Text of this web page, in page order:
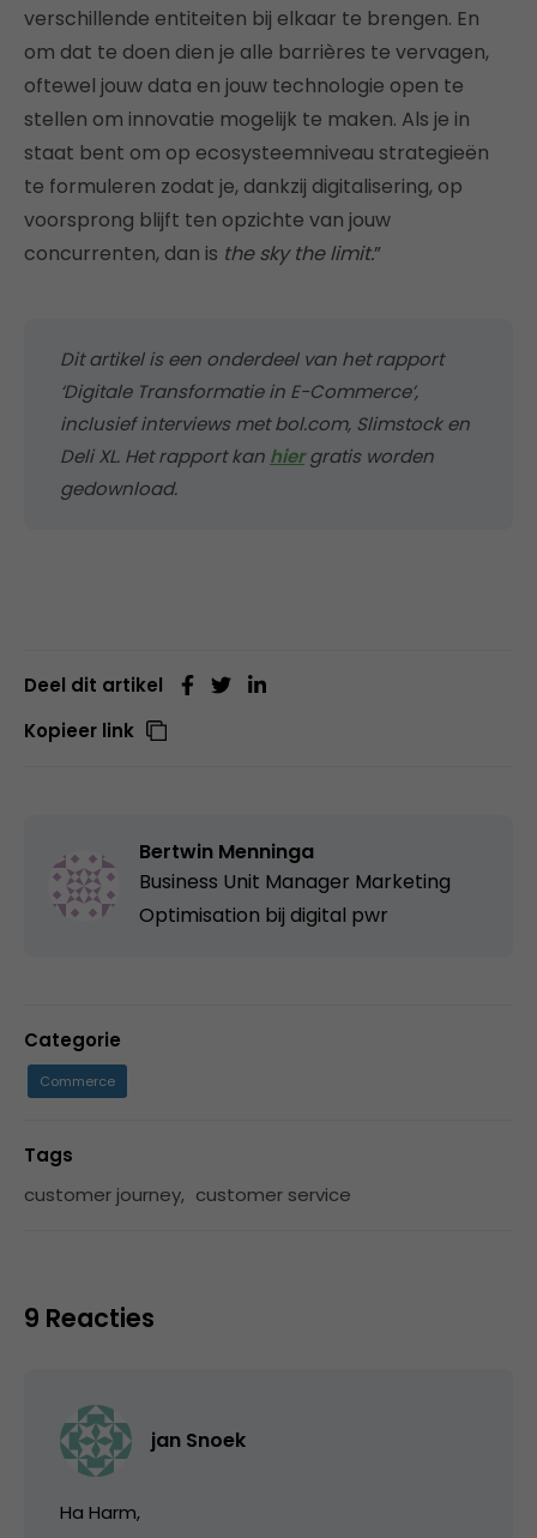
verschillende entiteiten bij elkaar te brengen. En
om dat te doen dien je alle barrières te vervagen,
oftewel jouw data en jouw technologie open te
stellen om innovatie mogelijk te maken. Als je in
staat bent om op ecosysteemniveau strategieën
te formuleren zodat je, dankzij digitalisering, op
voorsprong blijft ten opzichte van jouw
concurrenten, dan is the sky the limit.”
Dit artikel is een onderdeel van het rapport
‘Digitale Transformatie in E-Commerce’,
inclusief interviews met bol.com, Slimstock en
Deli XL. Het rapport kan hiergratis worden
gedownload.
Deel dit artikel
Kopieer link
Bertwin Menninga
Business Unit Manager Marketing
Optimisation bij digital pwr
Categorie
Commerce
Tags
customer journey, customer service
9 Reacties
jan Snoek
Ha Harm,